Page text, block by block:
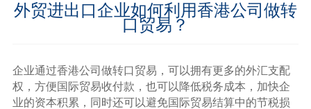
外贸进出口企业如何利用香港公司做转
口贸易？
企业通过香港公司做转口贸易，可以拥有更多的外汇支配
权，方便国际贸易收付款，也可以降低税务成本，加快企
业的资本积累，同时还可以避免国际贸易结算中的节税损